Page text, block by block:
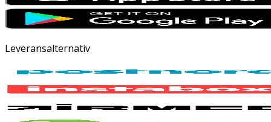
Leveransalternativ